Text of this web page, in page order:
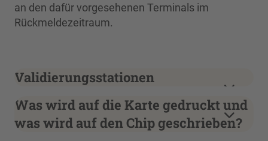
an den dafür vorgesehenen Terminals im
Rückmeldezeitraum.
Validierungsstationen
Was wird auf die Karte gedruckt und
was wird auf den Chip geschrieben?